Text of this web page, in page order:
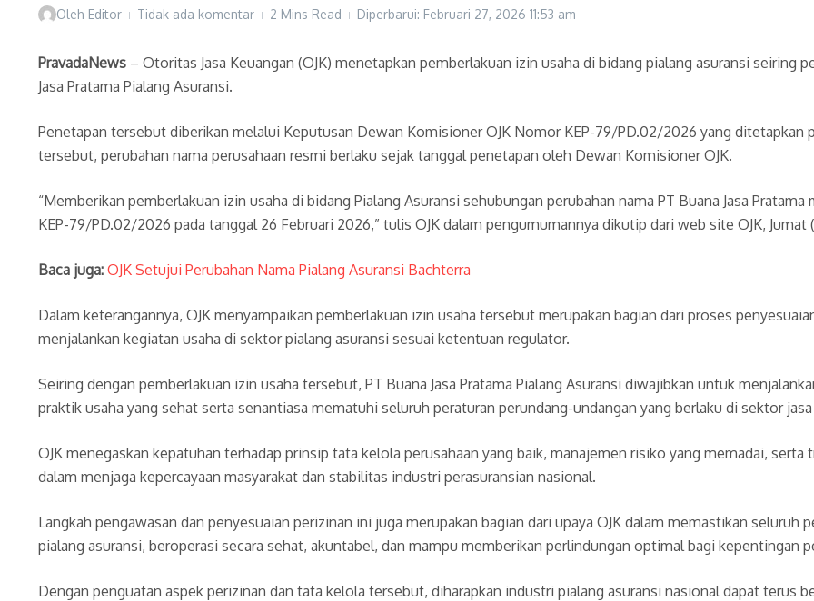
Oleh Editor Tidak ada komentar 2 Mins Read Diperbarui: Februari 27, 2026 11:53 am
PravadaNews – Otoritas Jasa Keuangan (OJK) menetapkan pemberlakuan izin usaha di bidang pialang asuransi seiring
Jasa Pratama Pialang Asuransi.
Penetapan tersebut diberikan melalui Keputusan Dewan Komisioner OJK Nomor KEP-79/PD.02/2026 yang ditetapkan
tersebut, perubahan nama perusahaan resmi berlaku sejak tanggal penetapan oleh Dewan Komisioner OJK.
“Memberikan pemberlakuan izin usaha di bidang Pialang Asuransi sehubungan perubahan nama PT Buana Jasa
KEP-79/PD.02/2026 pada tanggal 26 Februari 2026,” tulis OJK dalam pengumumannya dikutip dari web site OJK,
Baca juga: OJK Setujui Perubahan Nama Pialang Asuransi Bachterra
Dalam keterangannya, OJK menyampaikan pemberlakuan izin usaha tersebut merupakan bagian dari proses
menjalankan kegiatan usaha di sektor pialang asuransi sesuai ketentuan regulator.
Seiring dengan pemberlakuan izin usaha tersebut, PT Buana Jasa Pratama Pialang Asuransi diwajibkan untuk
praktik usaha yang sehat serta senantiasa mematuhi seluruh peraturan perundang-undangan yang berlaku di sektor
OJK menegaskan kepatuhan terhadap prinsip tata kelola perusahaan yang baik, manajemen risiko yang memadai,
dalam menjaga kepercayaan masyarakat dan stabilitas industri perasuransian nasional.
Langkah pengawasan dan penyesuaian perizinan ini juga merupakan bagian dari upaya OJK dalam memastikan seluruh
pialang asuransi, beroperasi secara sehat, akuntabel, dan mampu memberikan perlindungan optimal bagi kepentingan
Dengan penguatan aspek perizinan dan tata kelola tersebut, diharapkan industri pialang asuransi nasional dapat terus